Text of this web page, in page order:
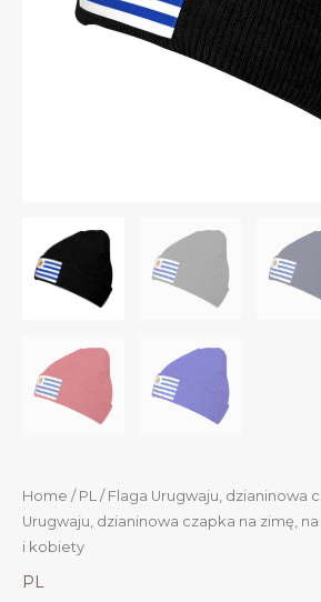
Home / PL / Flaga Urugwaju, dzianinowa
Urugwaju, dzianinowa czapka na zimę,
i kobiety
PL